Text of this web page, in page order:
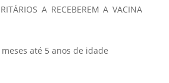
A RECEBEREM A VACINA
até 5 anos de idade